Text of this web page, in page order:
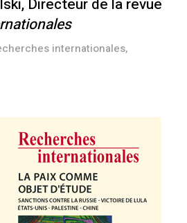
Directeur de la revue
internationales,